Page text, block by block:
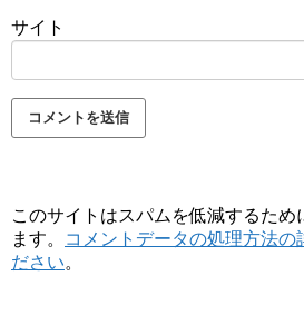
サイト
このサイトはスパムを低減するため
ます。
コメントデータの処理方法の
ださい。